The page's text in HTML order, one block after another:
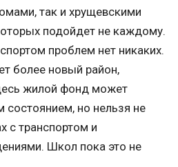
так и хрущевскими
подойдет не каждому.
проблем нет никаких.
более новый район,
жилой фонд может
состоянием, но нельзя не
с транспортом и
Школ пока это не